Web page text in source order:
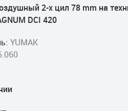
2-х цил 78 mm на
DCI 420
YUMAK